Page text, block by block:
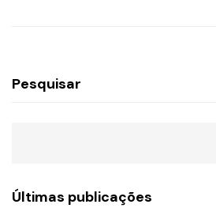
Pesquisar
Últimas publicações